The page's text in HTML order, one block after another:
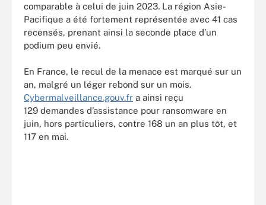
comparable à celui de juin 2023. La région Asie-
Pacifique a été fortement représentée avec 41 cas
recensés, prenant ainsi la seconde place d’un
podium peu envié.
En France, le recul de la menace est marqué sur un
an, malgré un léger rebond sur un mois.
Cybermalveillance.gouv.fr a ainsi reçu
129 demandes d’assistance pour ransomware en
juin, hors particuliers, contre 168 un an plus tôt, et
117 en mai.